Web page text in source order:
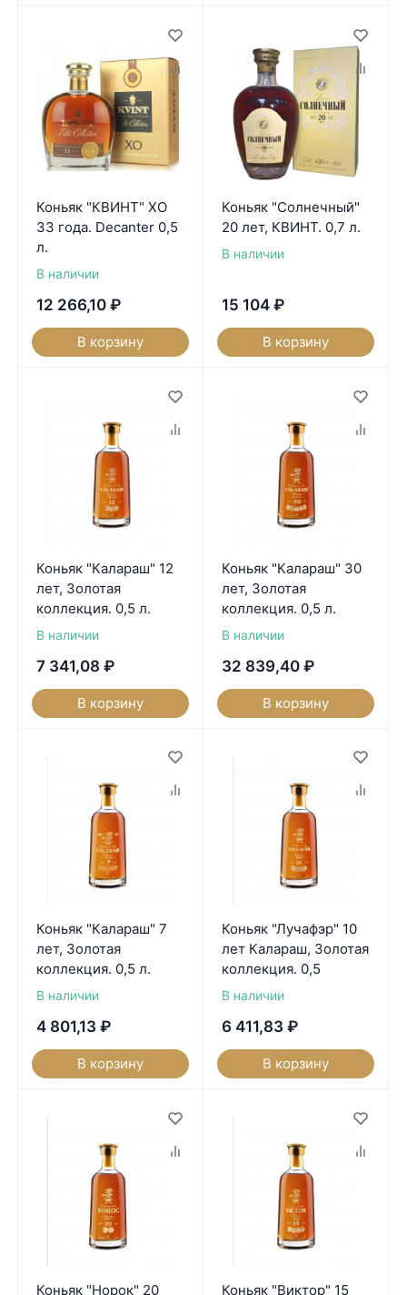
Коньяк "КВИНТ" XO
33 года. Decanter 0,5
л.
В наличии
12 266,10 ₽
В корзину
Коньяк "Солнечный"
20 лет, КВИНТ. 0,7 л.
В наличии
15 104 ₽
В корзину
Коньяк "Калараш" 12
лет, Золотая
коллекция. 0,5 л.
В наличии
7 341,08 ₽
В корзину
Коньяк "Калараш" 30
лет, Золотая
коллекция. 0,5 л.
В наличии
32 839,40 ₽
В корзину
Коньяк "Калараш" 7
лет, Золотая
коллекция. 0,5 л.
В наличии
4 801,13 ₽
В корзину
Коньяк "Лучафэр" 10
лет Калараш, Золотая
коллекция. 0,5
В наличии
6 411,83 ₽
В корзину
Коньяк "Норок" 20 Коньяк "Виктор" 15